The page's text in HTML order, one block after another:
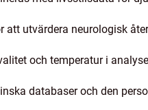
att utvärdera neurologisk
och temperatur i
databaser och den